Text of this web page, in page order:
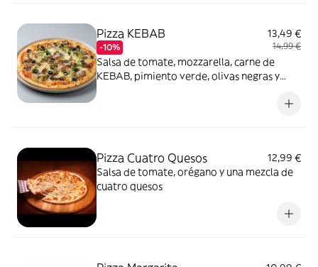
Pizza KEBAB
-10%
13,49 €
14,99 €
Salsa de tomate, mozzarella, carne de
KEBAB, pimiento verde, olivas negras y
Pizza Cuatro Quesos
12,99 €
Salsa de tomate, orégano y una mezcla de
cuatro quesos